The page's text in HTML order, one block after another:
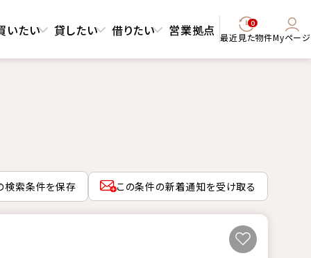
いたい 貸したい 借りたい 営業拠点 0
最近見た物件Myページ
検索条件を保存 この条件の新着通知を受け取る